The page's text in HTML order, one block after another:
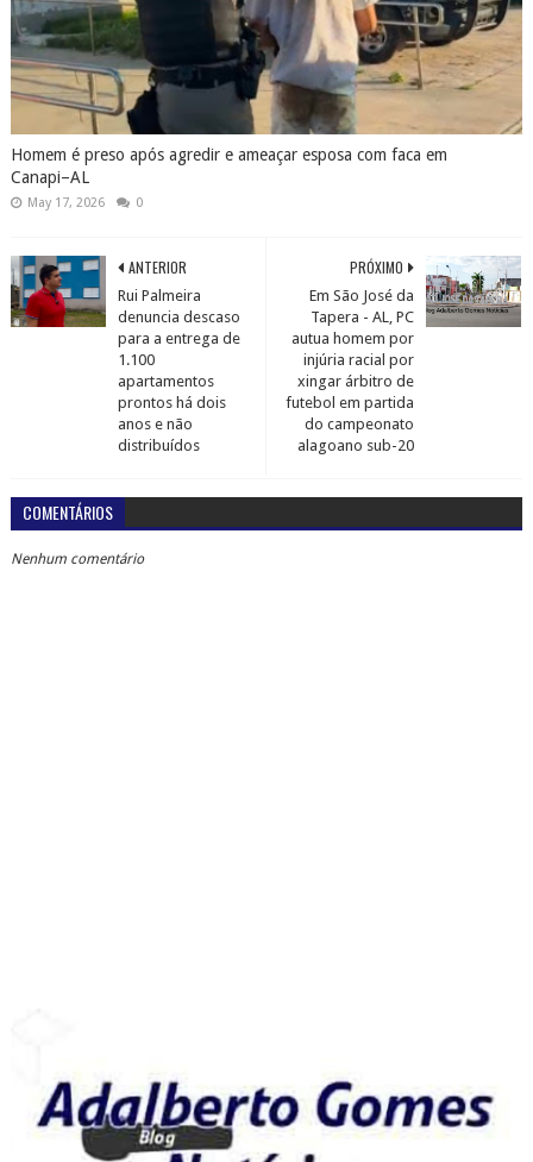
Homem é preso após agredir e ameaçar esposa com faca em
Canapi–AL
May 17, 2026 0
PRÓXIMO
Em São José da
Tapera - AL, PC
autua homem por
injúria racial por
xingar árbitro de
futebol em partida
do campeonato
alagoano sub-20
ANTERIOR
Rui Palmeira
denuncia descaso
para a entrega de
1.100
apartamentos
prontos há dois
anos e não
distribuídos
COMENTÁRIOS
Nenhum comentário